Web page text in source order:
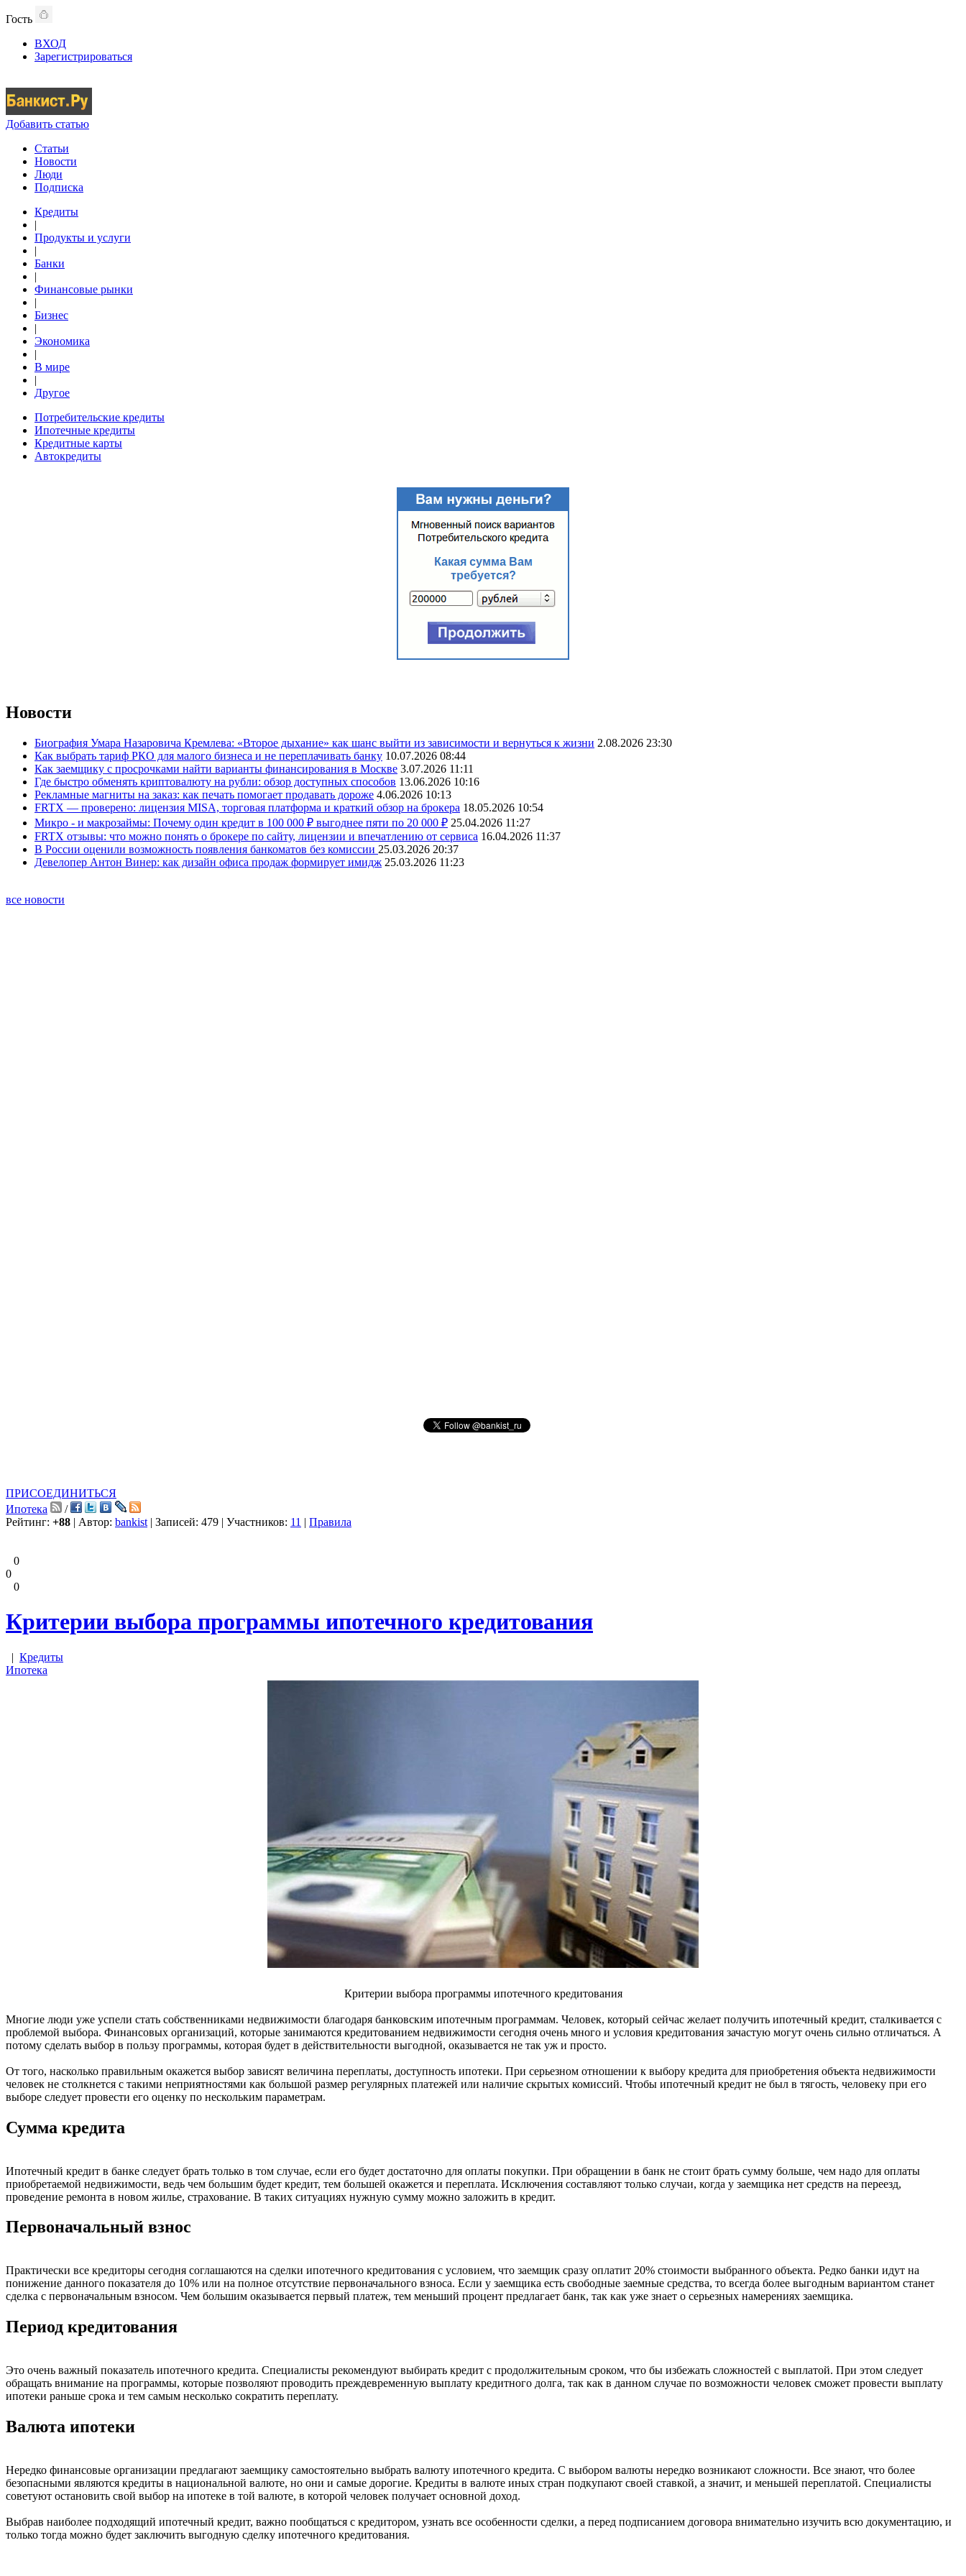
Гость
ВХОД
Зарегистрироваться
Добавить статью
Статьи
Новости
Люди
Подписка
Кредиты
|
Продукты и услуги
|
Банки
|
Финансовые рынки
|
Бизнес
|
Экономика
|
В мире
|
Другое
Потребительские кредиты
Ипотечные кредиты
Кредитные карты
Автокредиты
Новости
Биография Умара Назаровича Кремлева: «Второе дыхание» как шанс выйти из зависимости и вернуться к жизни 2.08.2026 23:30
Как выбрать тариф РКО для малого бизнеса и не переплачивать банку 10.07.2026 08:44
Как заемщику с просрочками найти варианты финансирования в Москве 3.07.2026 11:11
Где быстро обменять криптовалюту на рубли: обзор доступных способов 13.06.2026 10:16
Рекламные магниты на заказ: как печать помогает продавать дороже 4.06.2026 10:13
FRTX — проверено: лицензия MISA, торговая платформа и краткий обзор на брокера 18.05.2026 10:54
Микро - и макрозаймы: Почему один кредит в 100 000 ₽ выгоднее пяти по 20 000 ₽ 25.04.2026 11:27
FRTX отзывы: что можно понять о брокере по сайту, лицензии и впечатлению от сервиса 16.04.2026 11:37
В России оценили возможность появления банкоматов без комиссии 25.03.2026 20:37
Девелопер Антон Винер: как дизайн офиса продаж формирует имидж 25.03.2026 11:23
все новости
ПРИСОЕДИНИТЬСЯ
Ипотека
/
Рейтинг: +88 | Автор: bankist | Записей: 479 | Участников: 11 | Правила
0
0
0
Критерии выбора программы ипотечного кредитования
| Кредиты
Ипотека
Критерии выбора программы ипотечного кредитования
Многие люди уже успели стать собственниками недвижимости благодаря банковским ипотечным программам. Человек, который сейчас желает получить ипотечный кредит, сталкивается с
проблемой выбора. Финансовых организаций, которые занимаются кредитованием недвижимости сегодня очень много и условия кредитования зачастую могут очень сильно отличаться. А
потому сделать выбор в пользу программы, которая будет в действительности выгодной, оказывается не так уж и просто.
От того, насколько правильным окажется выбор зависят величина переплаты, доступность ипотеки. При серьезном отношении к выбору кредита для приобретения объекта недвижимости
человек не столкнется с такими неприятностями как большой размер регулярных платежей или наличие скрытых комиссий. Чтобы ипотечный кредит не был в тягость, человеку при его
выборе следует провести его оценку по нескольким параметрам.
Сумма кредита
Ипотечный кредит в банке следует брать только в том случае, если его будет достаточно для оплаты покупки. При обращении в банк не стоит брать сумму больше, чем надо для оплаты
приобретаемой недвижимости, ведь чем большим будет кредит, тем большей окажется и переплата. Исключения составляют только случаи, когда у заемщика нет средств на переезд,
проведение ремонта в новом жилье, страхование. В таких ситуациях нужную сумму можно заложить в кредит.
Первоначальный взнос
Практически все кредиторы сегодня соглашаются на сделки ипотечного кредитования с условием, что заемщик сразу оплатит 20% стоимости выбранного объекта. Редко банки идут на
понижение данного показателя до 10% или на полное отсутствие первоначального взноса. Если у заемщика есть свободные заемные средства, то всегда более выгодным вариантом станет
сделка с первоначальным взносом. Чем большим оказывается первый платеж, тем меньший процент предлагает банк, так как уже знает о серьезных намерениях заемщика.
Период кредитования
Это очень важный показатель ипотечного кредита. Специалисты рекомендуют выбирать кредит с продолжительным сроком, что бы избежать сложностей с выплатой. При этом следует
обращать внимание на программы, которые позволяют проводить преждевременную выплату кредитного долга, так как в данном случае по возможности человек сможет провести выплату
ипотеки раньше срока и тем самым несколько сократить переплату.
Валюта ипотеки
Нередко финансовые организации предлагают заемщику самостоятельно выбрать валюту ипотечного кредита. С выбором валюты нередко возникают сложности. Все знают, что более
безопасными являются кредиты в национальной валюте, но они и самые дорогие. Кредиты в валюте иных стран подкупают своей ставкой, а значит, и меньшей переплатой. Специалисты
советуют остановить свой выбор на ипотеке в той валюте, в которой человек получает основной доход.
Выбрав наиболее подходящий ипотечный кредит, важно пообщаться с кредитором, узнать все особенности сделки, а перед подписанием договора внимательно изучить всю документацию, и
только тогда можно будет заключить выгодную сделку ипотечного кредитования.